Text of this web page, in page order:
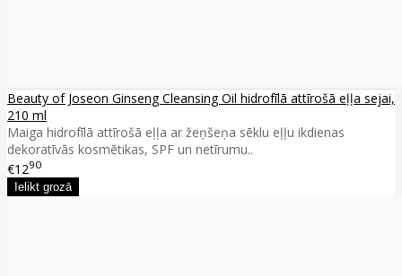
Beauty of Joseon Ginseng Cleansing Oil hidrofīlā attīrošā eļļa sejai,
210 ml
Maiga hidrofīlā attīrošā eļļa ar žeņšeņa sēklu eļļu ikdienas
dekoratīvās kosmētikas, SPF un netīrumu..
€1290